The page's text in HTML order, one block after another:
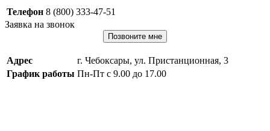
Телефон 8 (800) 333-47-51
Заявка на звонок
Позвоните мне
Адрес
г. Чебоксары, ул. Пристанционная, 3
График работы Пн-Пт с 9.00 до 17.00